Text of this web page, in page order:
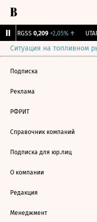
RGSS 0,209 +2,05%↑ UTAR
Ситуация на топливном
Подписка
Реклама
РФРИТ
Справочник компаний
Подписка для юр.лиц
О компании
Редакция
Менеджмент